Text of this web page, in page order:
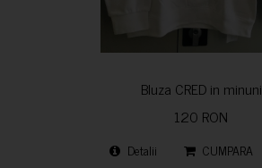
Bluza CRED in minuni
120 RON
Detalii CUMPARA